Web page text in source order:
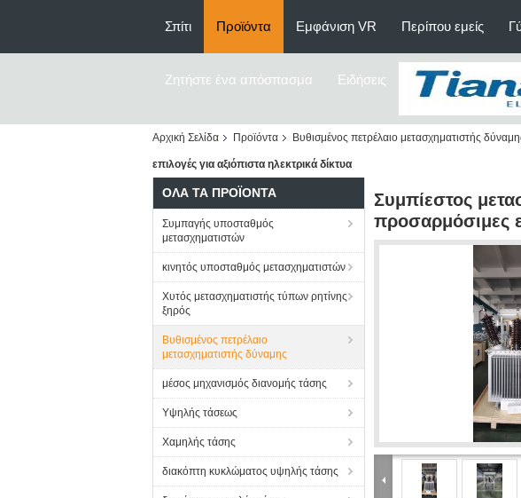
Σπίτι Προϊόντα Εμφάνιση VR Περίπου εμείς
Ζητήστε ένα απόσπασμα Ειδήσεις
Αρχική Σελίδα Προϊόντα Βυθισμένος πετρέλαιο μετασχηματιστής
επιλογές για αξιόπιστα ηλεκτρικά δίκτυα
ΌΛΑ ΤΑ ΠΡΟΪΌΝΤΑ
Συμπαγής υποσταθμός
μετασχηματιστών
κινητός υποσταθμός μετασχηματιστών
Χυτός μετασχηματιστής τύπων ρητίνης
ξηρός
Βυθισμένος πετρέλαιο
μετασχηματιστής δύναμης
μέσος μηχανισμός διανομής τάσης
Υψηλής τάσεως
Χαμηλής τάσης
διακόπτη κυκλώματος υψηλής τάσης
Συμπίεστος
προσαρμόσιμες